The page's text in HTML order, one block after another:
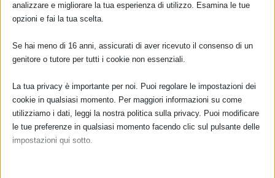
amministratori a ripristinare
le home visiting di sostegno
ma non impossibile dati i
dimostrati vantaggi intermine
dovunque quelle che voi
chiamate Linee guida
Nazionali al percorso nascita
e non le ho trovate almeno
analizzare e migliorare la tua esperienza di utilizzo. Esamina le tue
opzioni e fai la tua scelta.
Se hai meno di 16 anni, assicurati di aver ricevuto il consenso di un
genitore o tutore per tutti i cookie non essenziali.
La tua privacy è importante per noi. Puoi regolare le impostazioni dei
cookie in qualsiasi momento. Per maggiori informazioni su come
utilizziamo i dati, leggi la nostra politica sulla privacy. Puoi modificare
le tue preferenze in qualsiasi momento facendo clic sul pulsante delle
impostazioni qui sotto.